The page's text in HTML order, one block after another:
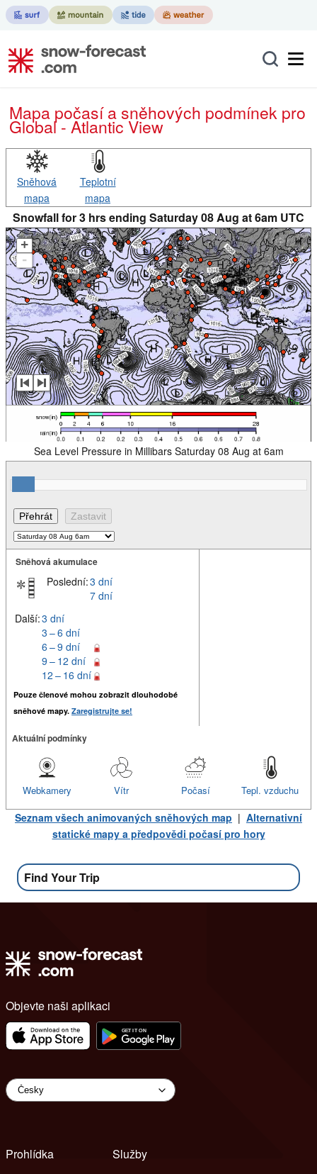
Mapa počasí a sněhových podmínek pro
Global - Atlantic View
Sněhová
mapa
Teplotní
mapa
Snowfall for 3 hrs ending Saturday 08 Aug at 6am UTC
+
-
Sea Level Pressure in Millibars Saturday 08 Aug at 6am
Sněhová akumulace
Poslední:3 dní
7 dní
Další:3 dní
3 – 6 dní
6 – 9 dní
9 – 12 dní
12 – 16 dní
Pouze členové mohou zobrazit dlouhodobé
sněhové mapy. Zaregistrujte se!
Aktuální podmínky
Tepl. vzduchu
Počasí
Vítr
Webkamery
Seznam všech animovaných sněhových map | Alternativní
statické mapy a předpovědi počasí pro hory
Find Your Trip
Objevte naši aplikaci
Prohlídka
Služby